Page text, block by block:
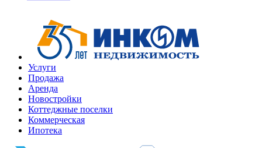
Услуги
Продажа
Аренда
Новостройки
Коттеджные поселки
Коммерческая
Ипотека